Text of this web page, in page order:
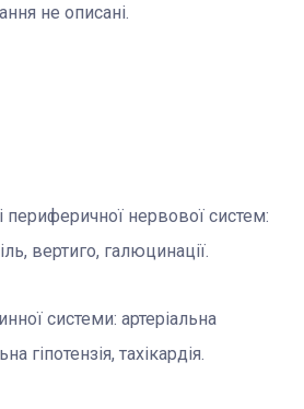
не описані.
периферичної нервової систем:
вертиго, галюцинації.
системи: артеріальна
гіпотензія, тахікардія.